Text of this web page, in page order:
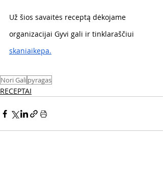
Už šios savaitės receptą dėkojame
organizacijai Gyvi gali ir tinklaraščiui
skaniaikepa.
Nori Galipyragas
RECEPTAI